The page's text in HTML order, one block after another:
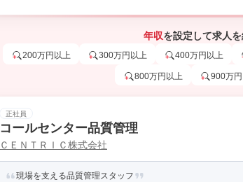
年収を設定して求人
200万円以上 300万円以上 400万円以上
800万円以上 900万
正社員
コールセンター品質管理
ＣＥＮＴＲＩＣ株式会社
現場を支える品質管理スタッフ